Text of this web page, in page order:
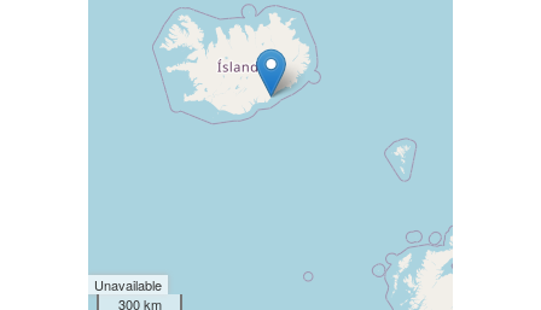
Unavailable
300 km